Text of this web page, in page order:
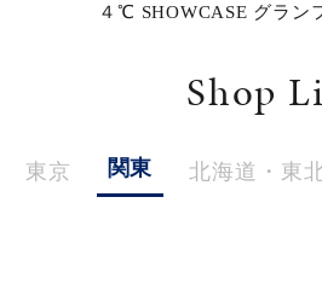
４℃ SHOWCASE グラン
Shop
東京 関東 北海道・東